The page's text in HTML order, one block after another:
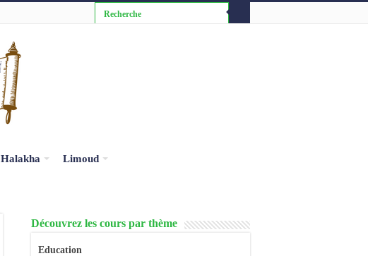
Halakha Limoud
Découvrez les cours par thème
Education